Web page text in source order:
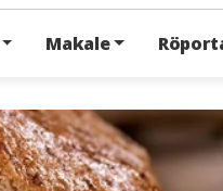
Makale